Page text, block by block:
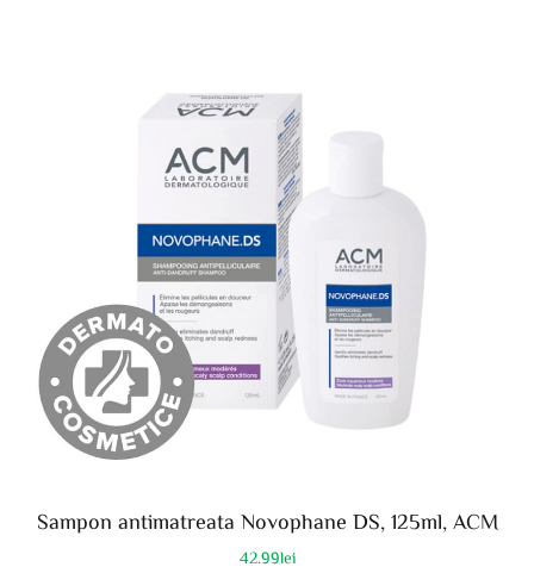
Sampon antimatreata Novophane DS, 125ml, ACM
42.99lei